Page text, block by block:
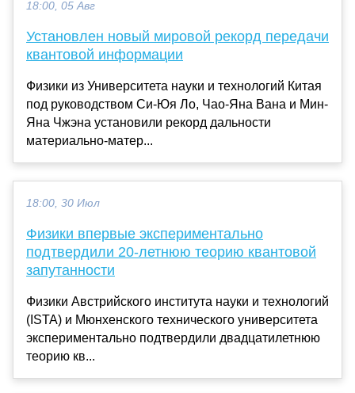
18:00, 05 Авг
Установлен новый мировой рекорд передачи
квантовой информации
Физики из Университета науки и технологий Китая
под руководством Си-Юя Ло, Чао-Яна Вана и Мин-
Яна Чжэна установили рекорд дальности
материально-матер...
18:00, 30 Июл
Физики впервые экспериментально
подтвердили 20-летнюю теорию квантовой
запутанности
Физики Австрийского института науки и технологий
(ISTA) и Мюнхенского технического университета
экспериментально подтвердили двадцатилетнюю
теорию кв...